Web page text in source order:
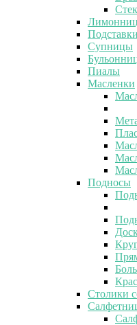
Супницы
Пиалы
Масленки
Подносы
Столики